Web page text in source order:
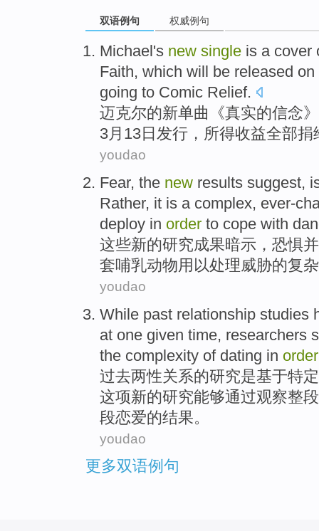
双语例句 权威例句
Michael's new single is a cover
Faith, which will be released on
going to Comic Relief.
迈克尔的新单曲 《真实的信念
3月 13日发行 ， 所得收益全部捐
youdao
Fear, the new results suggest,
Rather, it is a complex, ever-
deploy in order to cope with
这些新的研究成果暗示 ， 恐惧并
套哺乳动物用以处理威胁的复杂
youdao
While past relationship studies
at one given time, researchers
the complexity of dating in order
过去两性关系的研究是基于特定
这项新的研究能够通过观察整段
段恋爱的结果。
youdao
更多双语例句